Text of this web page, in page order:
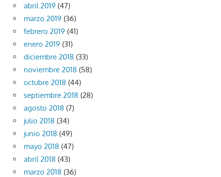
abril 2019 (47)
marzo 2019 (36)
febrero 2019 (41)
enero 2019 (31)
diciembre 2018 (33)
noviembre 2018 (58)
octubre 2018 (44)
septiembre 2018 (28)
agosto 2018 (7)
julio 2018 (34)
junio 2018 (49)
mayo 2018 (47)
abril 2018 (43)
marzo 2018 (36)